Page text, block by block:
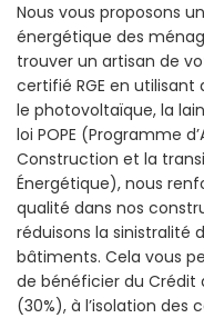
Nous vous proposons
énergétique des
trouver un artisan de
certifié RGE en
le photovoltaïque, la
loi POPE (Programme
Construction et la
Énergétique), nous
qualité dans nos
réduisons la sinistralité
bâtiments. Cela vous
de bénéficier du Crédit
(30%), à l’isolation des